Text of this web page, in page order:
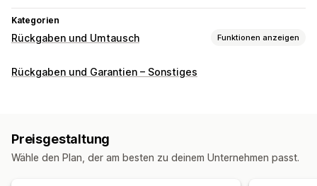
Kategorien
Rückgaben und Umtausch Funktionen anzeigen
Rückgabeoptionen
Shop-Guthaben Geschenkrückgaben
Rückgaben und Garantien – Sonstiges
Preisgestaltung
Wähle den Plan, der am besten zu deinem Unternehmen passt.